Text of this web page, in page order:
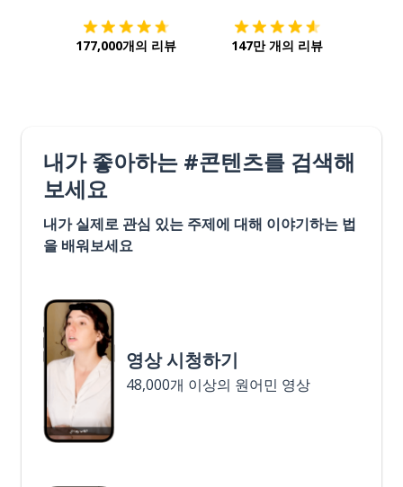
177,000개의 리뷰 147만 개의 리뷰
내가 좋아하는 #콘텐츠를 검색해
보세요
내가 실제로 관심 있는 주제에 대해 이야기하는 법
을 배워보세요
영상 시청하기
48,000개 이상의 원어민 영상